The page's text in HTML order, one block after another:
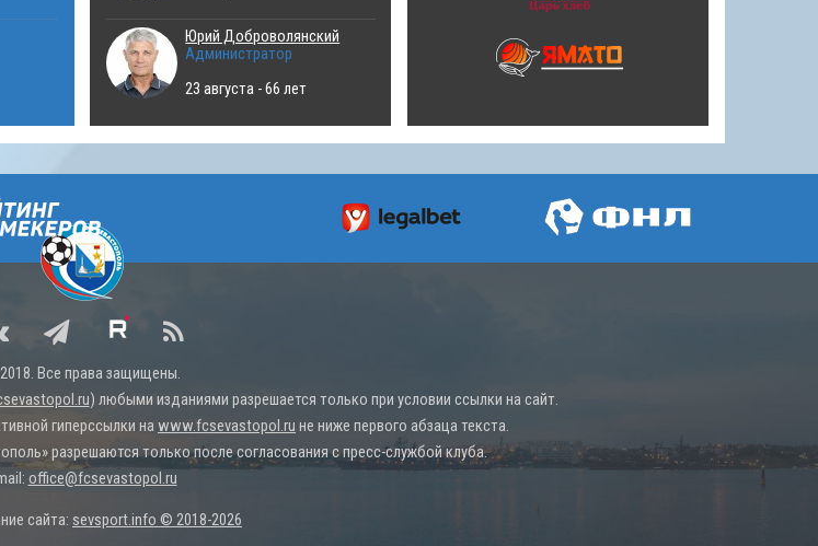
Юрий Доброволянский
Администратор
23 августа - 66 лет
Все права защищены.
) любыми изданиями разрешается только при условии ссылки на сайт.
гиперссылки на www.fcsevastopol.ru не ниже первого абзаца текста.
разрешаются только после согласования с пресс-службой клуба.
office@fcsevastopol.ru
сайта: sevsport.info © 2018-2026